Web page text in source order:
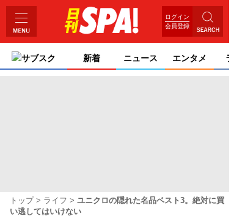
ログイン
会員登録
サブスク 新着 ニュース エンタメ ライ
トップ ライフ
ユニクロの隠れた名品ベスト3。絶対に買
い逃してはいけない